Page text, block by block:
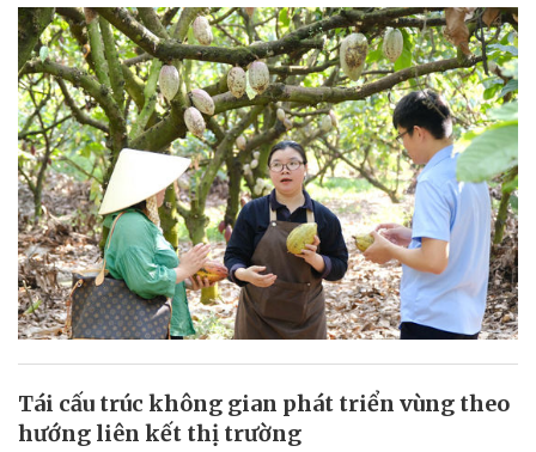
Tái cấu trúc không gian phát triển vùng theo
hướng liên kết thị trường